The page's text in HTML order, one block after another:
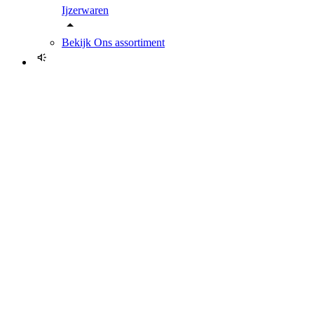
Ijzerwaren
Bekijk Ons assortiment